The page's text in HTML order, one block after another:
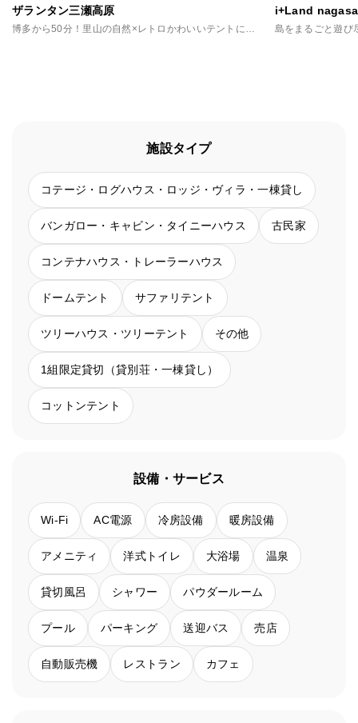
ザランタン三瀬高原
博多から50分！里山の自然×レトロかわいいテントに泊まる非日常
i+Land
島をまるごと遊び
施設タイプ
コテージ・ログハウス・ロッジ・ヴィラ・一棟貸し
バンガロー・キャビン・タイニーハウス 古民家
コンテナハウス・トレーラーハウス
ドームテント サファリテント
ツリーハウス・ツリーテント その他
1組限定貸切（貸別荘・一棟貸し）
コットンテント
設備・サービス
Wi-Fi AC電源 冷房設備 暖房設備
アメニティ 洋式トイレ 大浴場 温泉
貸切風呂 シャワー パウダールーム
プール パーキング 送迎バス 売店
自動販売機 レストラン カフェ